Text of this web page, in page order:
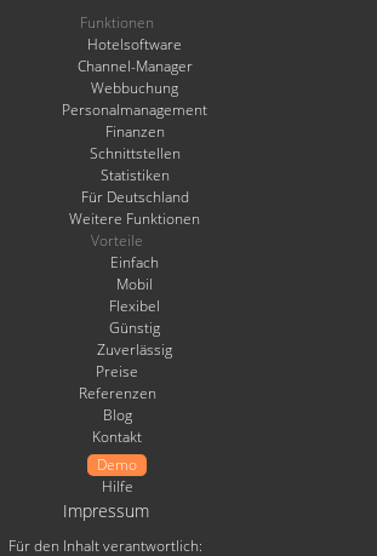
Funktionen
Hotelsoftware
Channel-Manager
Webbuchung
Personalmanagement
Finanzen
Schnittstellen
Statistiken
Für Deutschland
Weitere Funktionen
Vorteile
Einfach
Mobil
Flexibel
Günstig
Zuverlässig
Preise
Referenzen
Blog
Kontakt
Demo
Hilfe
Impressum
Für den Inhalt verantwortlich: